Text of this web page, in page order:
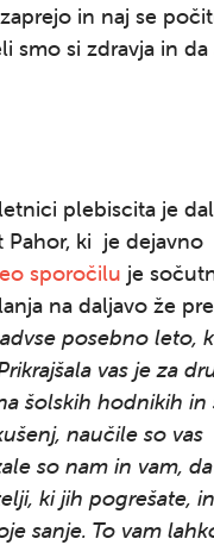
in naj se
smo si zdravja in
plebiscita je dal
Pahor, ki je dejavno
sporočilu je
na daljavo že
posebno leto,
vas je za
šolskih hodnikih in
naučile so vas
so nam in vam,
ki jih pogrešate,
sanje. To vam